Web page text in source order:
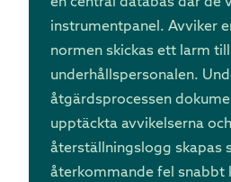
instrumentpanel. Avviker
normen skickas ett larm till
underhållspersonalen.
åtgärdsprocessen
upptäckta avvikelserna
återställningslogg skapas
återkommande fel snabbt